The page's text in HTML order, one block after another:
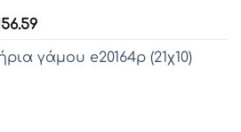
Price
€131.76
γάμου e20164ρ (21χ10)